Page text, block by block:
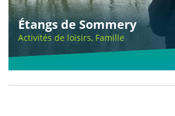
Étangs de Sommery
Activités de loisirs, Famille